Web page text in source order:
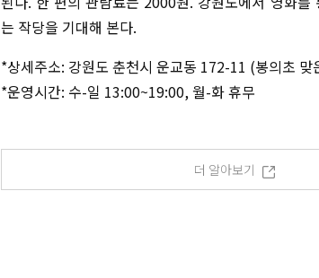
는 작당을 기대해 본다.
*상세주소: 강원도 춘천시 운교동 172-11 (봉의초 맞
*운영시간: 수-일 13:00~19:00, 월-화 휴무
더 알아보기